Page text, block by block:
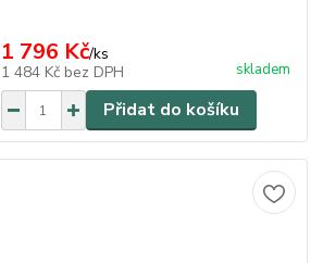
1 796 Kč/ks
1 484 Kč bez DPH skladem
Přidat do košíku